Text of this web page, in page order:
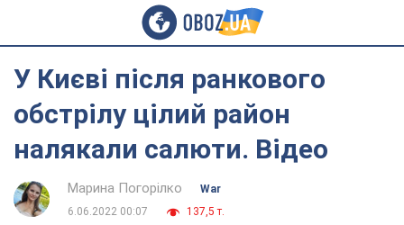
У Києві після ранкового
обстрілу цілий район
налякали салюти. Відео
Марина Погорілко
War
6.06.2022 00:07
137,5 т.